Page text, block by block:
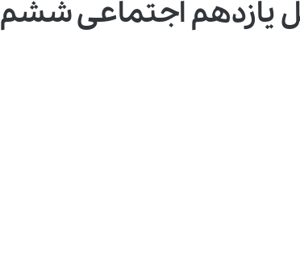
یازدهم اجتماعی ششم